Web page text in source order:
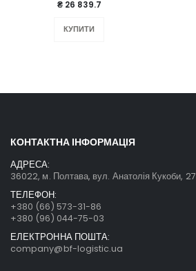
₴ 26 839.7
КУПИТИ
КОНТАКТНА ІНФОРМАЦІЯ
АДРЕСА:
36022, м. Полтава, вул. Анатолія Кукоби, 27
ТЕЛЕФОН:
+380 (66) 573-31-86
+380 (96) 044-75-03
ЕЛЕКТРОННА ПОШТА:
company@bf-logistic.ua